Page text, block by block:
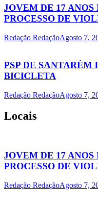
JOVEM DE 17
PROCESSO DE
Redação RedaçãoAgosto 7,
PSP DE SANTARÉM
BICICLETA
Redação RedaçãoAgosto 7,
Locais
JOVEM DE 17
PROCESSO DE
Redação RedaçãoAgosto 7,